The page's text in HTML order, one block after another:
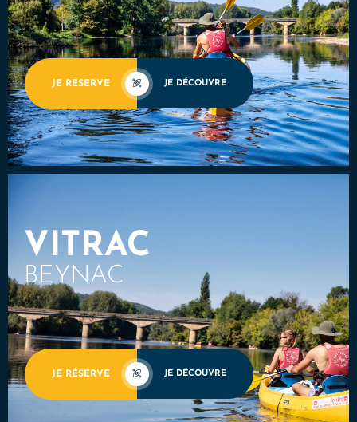
JE RÉSERVE JE DÉCOUVRE
VITRAC
BEYNAC
JE RÉSERVE JE DÉCOUVRE